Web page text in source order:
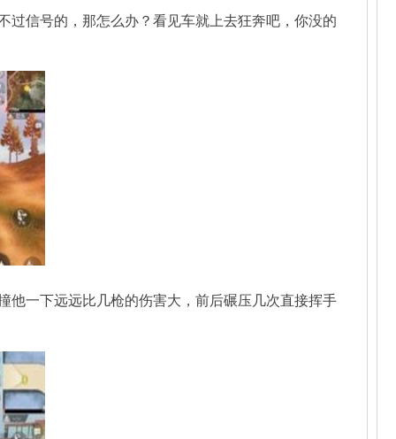
过信号的，那怎么办？看见车就上去狂奔吧，你没的
他一下远远比几枪的伤害大，前后碾压几次直接挥手